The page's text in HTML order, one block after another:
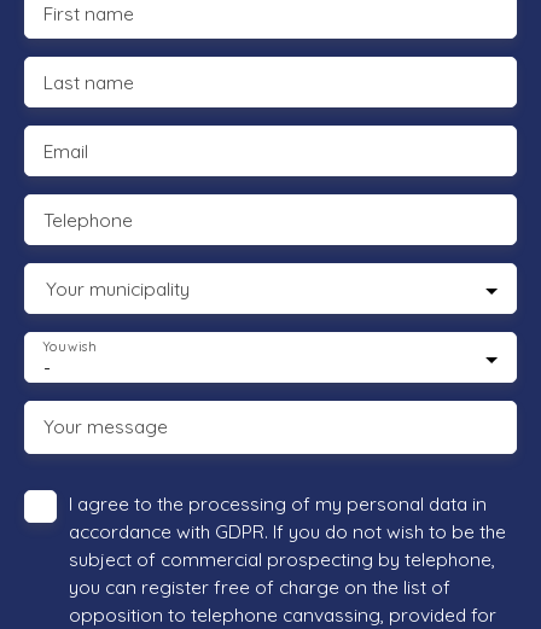
First name
Last name
Email
Telephone
Your municipality
-
You wish
Your message
I agree to the processing of my personal data in
accordance with GDPR. If you do not wish to be the
subject of commercial prospecting by telephone,
you can register free of charge on the list of
opposition to telephone canvassing, provided for